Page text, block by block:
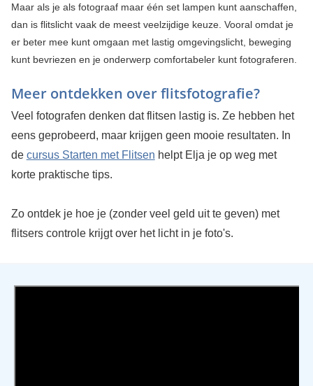
Maar als je als fotograaf maar één set lampen kunt aanschaffen,
dan is flitslicht vaak de meest veelzijdige keuze. Vooral omdat je
er beter mee kunt omgaan met lastig omgevingslicht, beweging
kunt bevriezen en je onderwerp comfortabeler kunt fotograferen.
Meer ontdekken over flitsfotografie?
Veel fotografen denken dat flitsen lastig is. Ze hebben het
eens geprobeerd, maar krijgen geen mooie resultaten. In
de cursus Starten met Flitsen helpt Elja je op weg met
korte praktische tips.
Zo ontdek je hoe je (zonder veel geld uit te geven) met
flitsers controle krijgt over het licht in je foto's.